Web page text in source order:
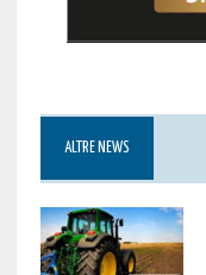
ALTRE NEWS